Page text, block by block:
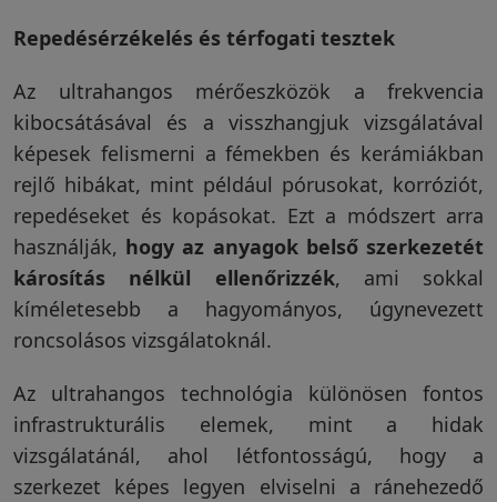
Repedésérzékelés és térfogati tesztek
Az ultrahangos mérőeszközök a frekvencia
kibocsátásával és a visszhangjuk vizsgálatával
képesek felismerni a fémekben és kerámiákban
rejlő hibákat, mint például pórusokat, korróziót,
repedéseket és kopásokat. Ezt a módszert arra
használják, hogy az anyagok belső szerkezetét
károsítás nélkül ellenőrizzék, ami sokkal
kíméletesebb a hagyományos, úgynevezett
roncsolásos vizsgálatoknál.
Az ultrahangos technológia különösen fontos
infrastrukturális elemek, mint a hidak
vizsgálatánál, ahol létfontosságú, hogy a
szerkezet képes legyen elviselni a ránehezedő